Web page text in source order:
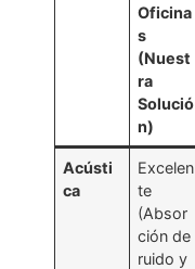
Oficina
s
(Nuest
ra
Solució
n)
Acústi
ca
Excelen
te
(Absor
ción de
ruido y